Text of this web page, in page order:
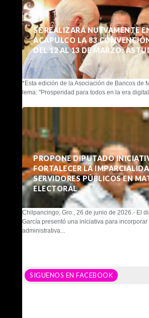
SE REALIZARÁ NUEVAMENTE
ACAPULCO LA 83
DEL 12 AL 13 DE MARZO:
*Esta edición de la Asociación de Bancos de
lema: "Prosperidad para todos en la era
PROPONE DIPUTADO
FORTALECER LA
SERVIDORES PÚBLICOS EN
ELECTORAL
Chilpancingo, Gro., 26 de junio de 2026.- El
García presentó una iniciativa para incorporar
administrativa...
SIGUENOS EN FACEBOOK